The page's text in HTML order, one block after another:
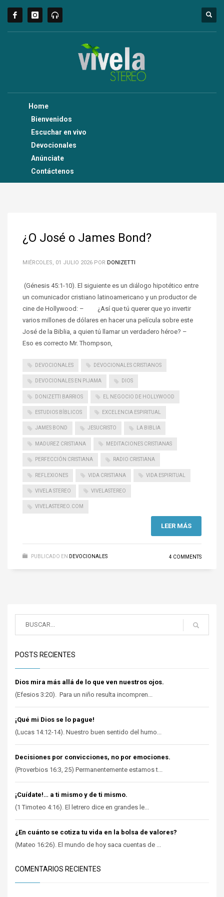
Home
Bienvenidos
Escuchar en vivo
Devocionales
Anúnciate
Contáctenos
¿O José o James Bond?
MIÉRCOLES, 01 JULIO 2026 POR DONIZETTI
(Génesis 45:1-10). El siguiente es un diálogo hipotético entre
un comunicador cristiano latinoamericano y un productor de
cine de Hollywood: – ¿Así que tú querer que yo invertir
varios millones de dólares en hacer una película sobre este
José de la Biblia, a quien tú llamar un verdadero héroe? –
Eso es correcto Mr. Thompson,
DEVOCIONALES DEVOCIONALES CRISTIANOS
DEVOCIONALES EN PIJAMA DIOS
DONIZETTI BARRIOS EL NEGOCIO DE HOLLYWOOD
ESTUDIOS BÍBLICOS EXCELENCIA ESPIRITUAL
JAMES BOND JESUCRISTO LA BIBLIA
MADUREZ CRISTIANA MEDITACIONES CRISTIANAS
PERFECCIÓN CRISTIANA RADIO CRISTIANA
REFLEXIONES VIDA CRISTIANA VIDA ESPIRITUAL
VIVELA STEREO VIVELASTEREO
VIVELASTEREO.COM
LEER MÁS
PUBLICADO EN DEVOCIONALES 4 COMMENTS
POSTS RECIENTES
Dios mira más allá de lo que ven nuestros ojos.
(Efesios 3:20). Para un niño resulta incompren...
¡Qué mi Dios se lo pague!
(Lucas 14:12-14). Nuestro buen sentido del humo...
Decisiones por convicciones, no por emociones.
(Proverbios 16:3, 25) Permanentemente estamos t...
¡Cuídate!… a ti mismo y de ti mismo.
(1 Timoteo 4:16). El letrero dice en grandes le...
¿En cuánto se cotiza tu vida en la bolsa de valores?
(Mateo 16:26). El mundo de hoy saca cuentas de ...
COMENTARIOS RECIENTES